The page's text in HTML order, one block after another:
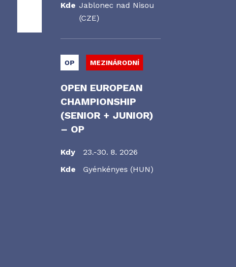
Kde Jablonec nad Nisou
(CZE)
OP MEZINÁRODNÍ
OPEN EUROPEAN
CHAMPIONSHIP
(SENIOR + JUNIOR)
– OP
Kdy
23.-30. 8. 2026
Kde
Gyénkényes (HUN)